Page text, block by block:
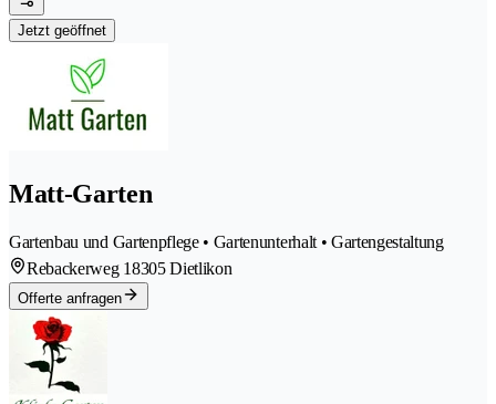
Jetzt geöffnet
Matt-Garten
Gartenbau und Gartenpflege • Gartenunterhalt • Gartengestaltung
Rebackerweg 18305 Dietlikon
Offerte anfragen